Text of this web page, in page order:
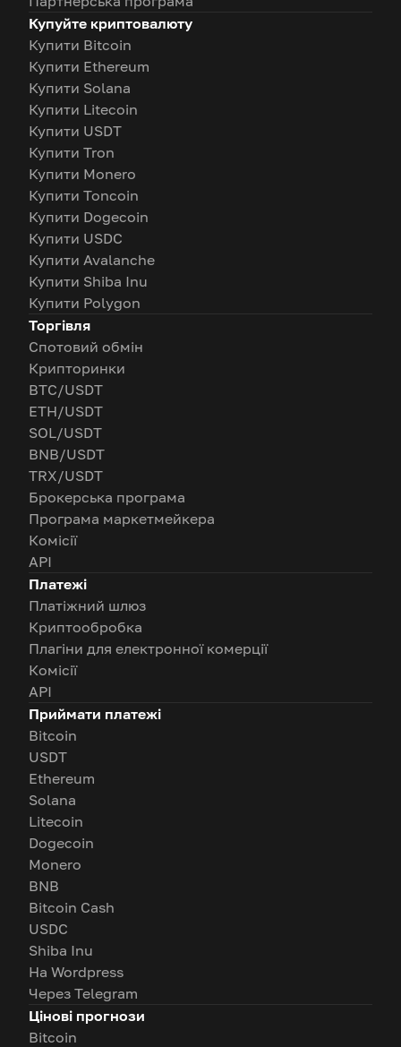
Купуйте криптовалюту
Купити Bitcoin
Купити Ethereum
Купити Solana
Купити Litecoin
Купити USDT
Купити Tron
Купити Monero
Купити Toncoin
Купити Dogecoin
Купити USDC
Купити Avalanche
Купити Shiba Inu
Купити Polygon
Торгівля
Спотовий обмін
Крипторинки
BTC/USDT
ETH/USDT
SOL/USDT
BNB/USDT
TRX/USDT
Брокерська програма
Програма маркетмейкера
Комісії
API
Платежі
Платіжний шлюз
Криптообробка
Плагіни для електронної комерції
Комісії
API
Приймати платежі
Bitcoin
USDT
Ethereum
Solana
Litecoin
Dogecoin
Monero
BNB
Bitcoin Cash
USDC
Shiba Inu
На Wordpress
Через Telegram
Цінові прогнози
Bitcoin